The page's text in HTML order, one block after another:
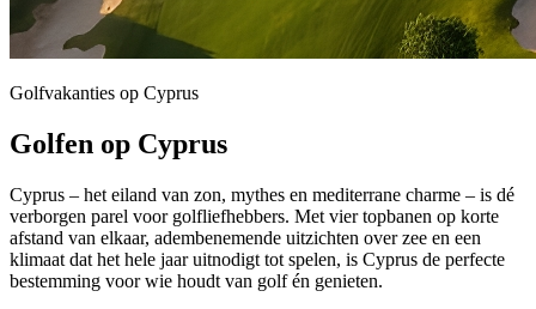
Golfvakanties op Cyprus
Golfen op Cyprus
Cyprus – het eiland van zon, mythes en mediterrane charme – is dé
verborgen parel voor golfliefhebbers. Met vier topbanen op korte
afstand van elkaar, adembenemende uitzichten over zee en een
klimaat dat het hele jaar uitnodigt tot spelen, is Cyprus de perfecte
bestemming voor wie houdt van golf én genieten.